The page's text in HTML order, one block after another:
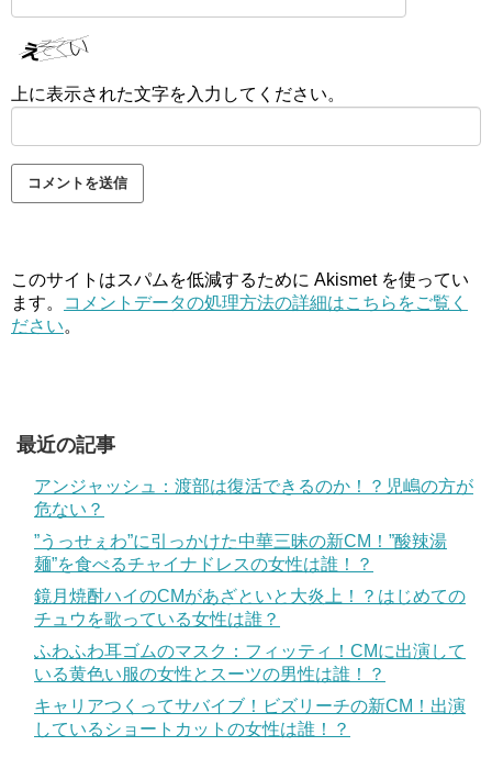
上に表示された文字を入力してください。
このサイトはスパムを低減するために Akismet を使ってい
ます。
コメントデータの処理方法の詳細はこちらをご覧く
ださい。
最近の記事
アンジャッシュ：渡部は復活できるのか！？児嶋の方が
危ない？
”うっせぇわ”に引っかけた中華三昧の新CM！”酸辣湯
麺”を食べるチャイナドレスの女性は誰！？
鏡月焼酎ハイのCMがあざといと大炎上！？はじめての
チュウを歌っている女性は誰？
ふわふわ耳ゴムのマスク：フィッティ！CMに出演して
いる黄色い服の女性とスーツの男性は誰！？
キャリアつくってサバイブ！ビズリーチの新CM！出演
しているショートカットの女性は誰！？